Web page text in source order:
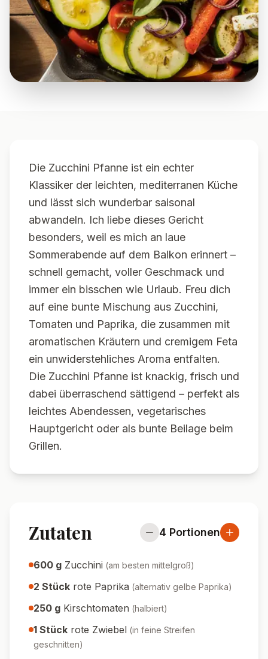
Die Zucchini Pfanne ist ein echter
Klassiker der leichten, mediterranen Küche
und lässt sich wunderbar saisonal
abwandeln. Ich liebe dieses Gericht
besonders, weil es mich an laue
Sommerabende auf dem Balkon erinnert –
schnell gemacht, voller Geschmack und
immer ein bisschen wie Urlaub. Freu dich
auf eine bunte Mischung aus Zucchini,
Tomaten und Paprika, die zusammen mit
aromatischen Kräutern und cremigem Feta
ein unwiderstehliches Aroma entfalten.
Die Zucchini Pfanne ist knackig, frisch und
dabei überraschend sättigend – perfekt als
leichtes Abendessen, vegetarisches
Hauptgericht oder als bunte Beilage beim
Grillen.
Zutaten 4 Portionen
600 g Zucchini (am besten mittelgroß)
2 Stück rote Paprika (alternativ gelbe Paprika)
250 g Kirschtomaten (halbiert)
1 Stück rote Zwiebel (in feine Streifen
geschnitten)